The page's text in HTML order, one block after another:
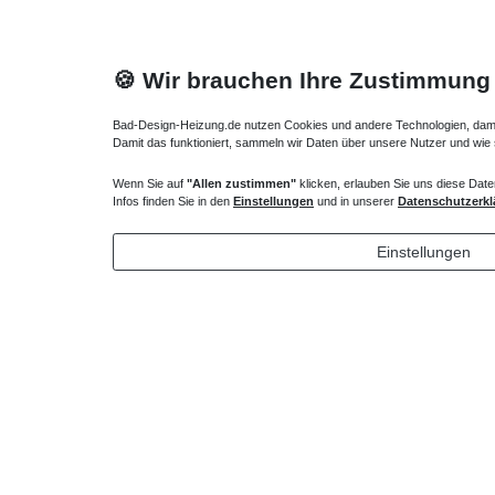
Heizkörper Ventil
135,00 € * 43,00
*inkl. ges.
🍪 Wir brauchen Ihre Zustimmung
Bad-Design-Heizung.de nutzen Cookies und andere Technologien,
Damit das funktioniert, sammeln wir Daten über unsere Nutzer und
Wenn Sie auf "Allen zustimmen" klicken, erlauben Sie uns diese
Infos finden Sie in den Einstellungen und in unserer
Einstellungen